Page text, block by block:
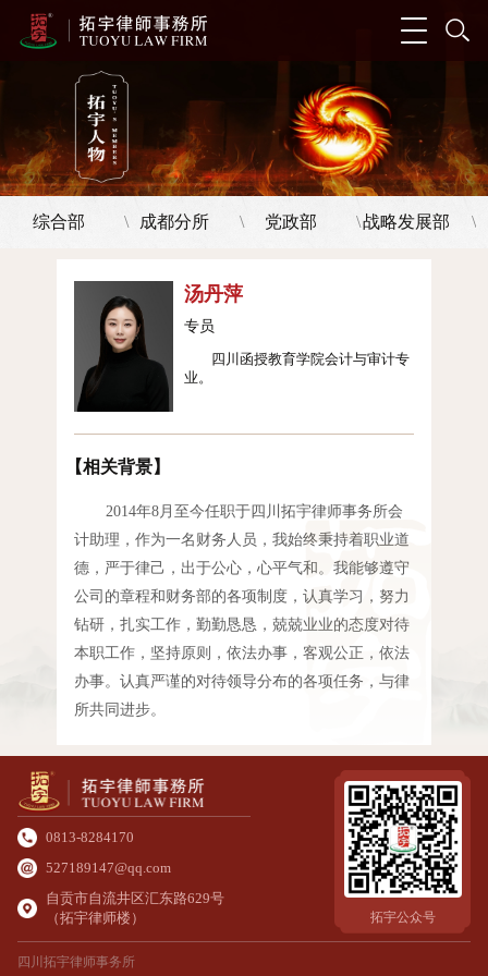
综合部 \ 成都分所 \ 党政部 \战略发展部 \
汤丹萍
专员
四川函授教育学院会计与审计专
业。
【相关背景】
2014年8月至今任职于四川拓宇律师事务所会
计助理，作为一名财务人员，我始终秉持着职业道
德，严于律己，出于公心，心平气和。我能够遵守
公司的章程和财务部的各项制度，认真学习，努力
钻研，扎实工作，勤勤恳恳，兢兢业业的态度对待
本职工作，坚持原则，依法办事，客观公正，依法
办事。认真严谨的对待领导分布的各项任务，与律
所共同进步。
0813-8284170
527189147@qq.com
自贡市自流井区汇东路629号
（拓宇律师楼）
拓宇公众号
四川拓宇律师事务所